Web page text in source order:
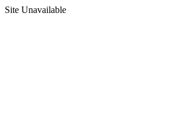
Site Unavailable